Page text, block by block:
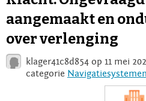
Voor Bedrijven
aangemaakt en
over verlenging
klager41c8d854 op 11 mei
categorie Navigatiesystemen